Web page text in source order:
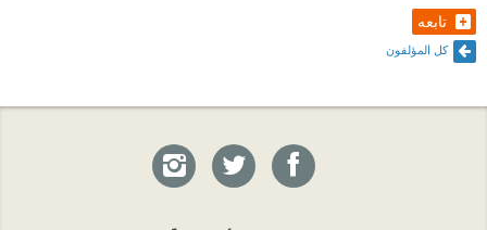
تابعه
كل المؤلفون